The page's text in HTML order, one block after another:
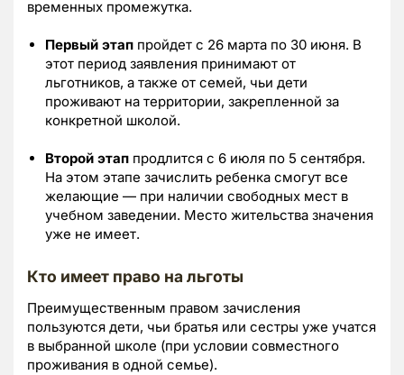
временных промежутка.
Первый этап пройдет с 26 марта по 30 июня. В
этот период заявления принимают от
льготников, а также от семей, чьи дети
проживают на территории, закрепленной за
конкретной школой.
Второй этап продлится с 6 июля по 5 сентября.
На этом этапе зачислить ребенка смогут все
желающие — при наличии свободных мест в
учебном заведении. Место жительства значения
уже не имеет.
Кто имеет право на льготы
Преимущественным правом зачисления
пользуются дети, чьи братья или сестры уже учатся
в выбранной школе (при условии совместного
проживания в одной семье).